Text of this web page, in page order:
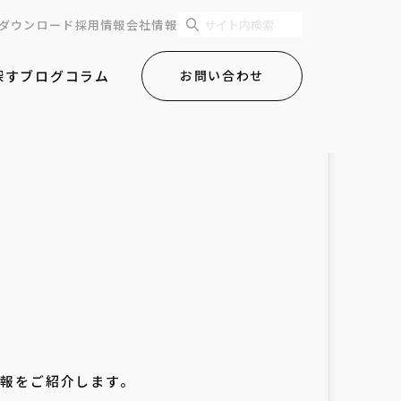
ウンロード採用情報会社情報
ブログコラム お問い合わせ
をご紹介します。